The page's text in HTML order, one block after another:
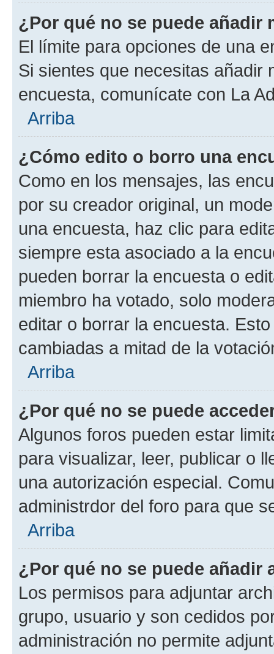
¿Por qué no se puede añadir
El límite para opciones de una
Si sientes que necesitas añadir
encuesta, comunícate con La
Arriba
¿Cómo edito o borro una
Como en los mensajes, las
por su creador original, un
una encuesta, haz clic para
siempre esta asociado a la
pueden borrar la encuesta o
miembro ha votado, solo
editar o borrar la encuesta.
cambiadas a mitad de la
Arriba
¿Por qué no se puede
Algunos foros pueden estar
para visualizar, leer, publicar o
una autorización especial.
administrdor del foro para que
Arriba
¿Por qué no se puede añadir
Los permisos para adjuntar
grupo, usuario y son cedidos
administración no permite